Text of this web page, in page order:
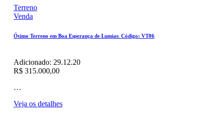
Terreno
Venda
Ótimo Terreno em Boa Esperança de Lumiar. Código: VT06
Adicionado: 29.12.20
R$ 315.000,00
…
Veja os detalhes